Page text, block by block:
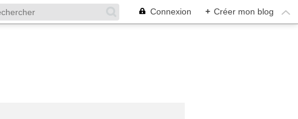
Connexion + Créer mon blog